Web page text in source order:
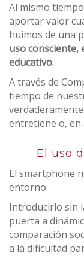
Al mismo
aportar valor
huimos de una
uso consciente,
educativo.
A través de
tiempo de
entretiene o, en
El uso
El smartphone
entorno.
Introducirlo sin
puerta a
comparación
a la dificultad